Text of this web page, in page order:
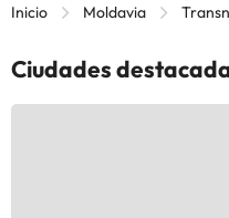
Inicio Moldavia
Ciudades